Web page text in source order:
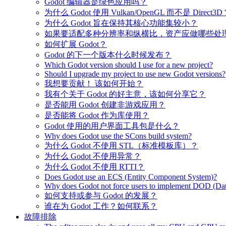
Godot 编辑器是绿色应用吗？
为什么 Godot 使用 Vulkan/OpenGL 而不是 Direct3D
为什么 Godot 旨在保持其核心功能集较小？
如果要适配多种分辨率和纵横比，资产应做哪些处
如何扩展 Godot？
Godot 的下一个版本什么时候发布？
Which Godot version should I use for a new project?
Should I upgrade my project to use new Godot versions?
我想要贡献！ 该如何开始？
我有个关于 Godot 的好主意，该如何分享它？
是否能用 Godot 创建非游戏应用？
是否能将 Godot 作为库使用？
Godot 使用的用户界面工具包是什么？
Why does Godot use the SCons build system?
为什么 Godot 不使用 STL（标准模板库）？
为什么 Godot 不使用异常？
为什么 Godot 不使用 RTTI？
Does Godot use an ECS (Entity Component System)?
Why does Godot not force users to implement DOD
如何支持或参与 Godot 的发展？
谁在为 Godot 工作？如何联系？
故障排除